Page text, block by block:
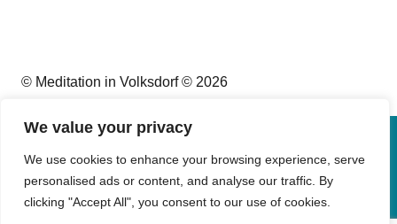
We value your privacy
We use cookies to enhance your browsing experience, serve
personalised ads or content, and analyse our traffic. By
clicking "Accept All", you consent to our use of cookies.
© Meditation in Volksdorf © 2026
Datenschutz